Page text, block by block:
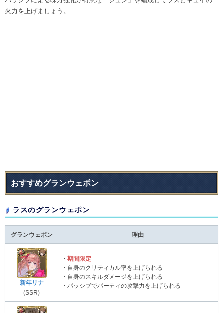
火力を上げましょう。
おすすめグランウェポン
ラスのグランウェポン
グランウェポン 理由
新年リナ
(SSR)
・ 期間限定
・自身のクリティカル率を上げられる
・自身のスキルダメージを上げられる
・パッシブでパーティの攻撃力を上げられる